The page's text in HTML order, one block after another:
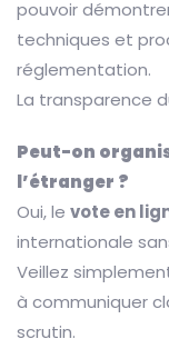
pouvoir
techniques et
réglementation.
La transparence
Peut-on
l’étranger ?
Oui, le vote en
internationale
Veillez
à communiquer
scrutin.